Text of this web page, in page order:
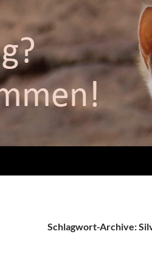
Schlagwort-Archive: